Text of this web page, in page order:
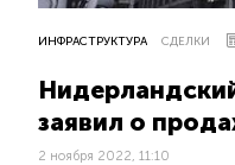
ИНФРАСТРУКТУРА СДЕЛКИ
заявил о
2 ноября 2022, 11:10